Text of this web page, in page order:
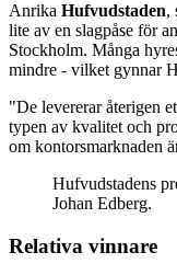
Anrika Hufvudstaden,
lite av en slagpåse för
Stockholm. Många
mindre - vilket gynnar
"De levererar återigen
typen av kvalitet och
om kontorsmarknaden
Hufvudstadens
Johan Edberg.
Relativa vinnare